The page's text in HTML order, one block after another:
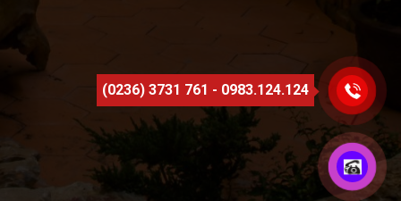
(0236) 3731 761 - 0983.124.124